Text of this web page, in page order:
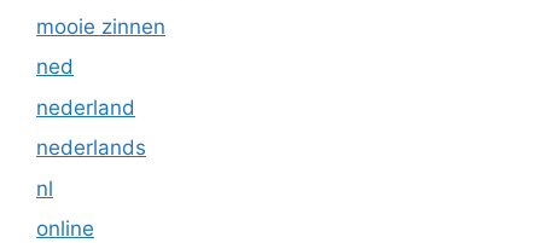
mooie zinnen
ned
nederland
nederlands
nl
online